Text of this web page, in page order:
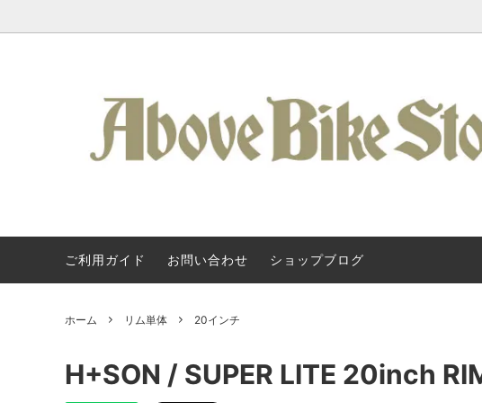
Kuat / 車載ヒッチキャリア フレームセット / 完成
ハンドルバー グリップ / バーテープ
Kuat / クアット・ラック SURLY
TERAVAIL Above Bike /
About Us
Kuat Racks / よくあ
タログ
ご利用ガイド お問い合わせ ショップブログ
ホーム リム単体 20インチ
H+SON / SUPER LITE 20inch